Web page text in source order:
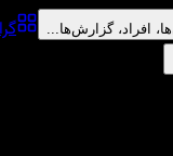
افراد، گزارش‌ها...